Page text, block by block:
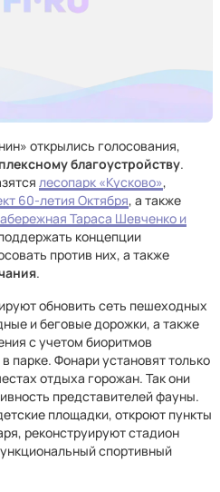
открылись голосования,
благоустройству.
лесопарк «Кусково»,
60-летия Октября, а также
Тараса Шевченко и
концепции
против них, а также
.
обновить сеть пешеходных
и беговые дорожки, а также
с учетом биоритмов
парке. Фонари установят только
отдыха горожан. Так они
представителей фауны.
площадки, откроют пункты
реконструируют стадион
спортивный